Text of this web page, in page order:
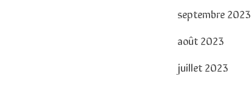
septembre 2023
août 2023
juillet 2023